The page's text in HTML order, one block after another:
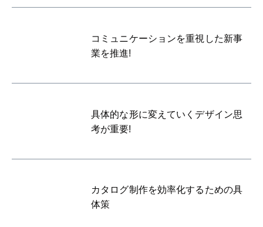
コミュニケーションを重視した新事
業を推進!
具体的な形に変えていくデザイン思
考が重要!
カタログ制作を効率化するための具
体策